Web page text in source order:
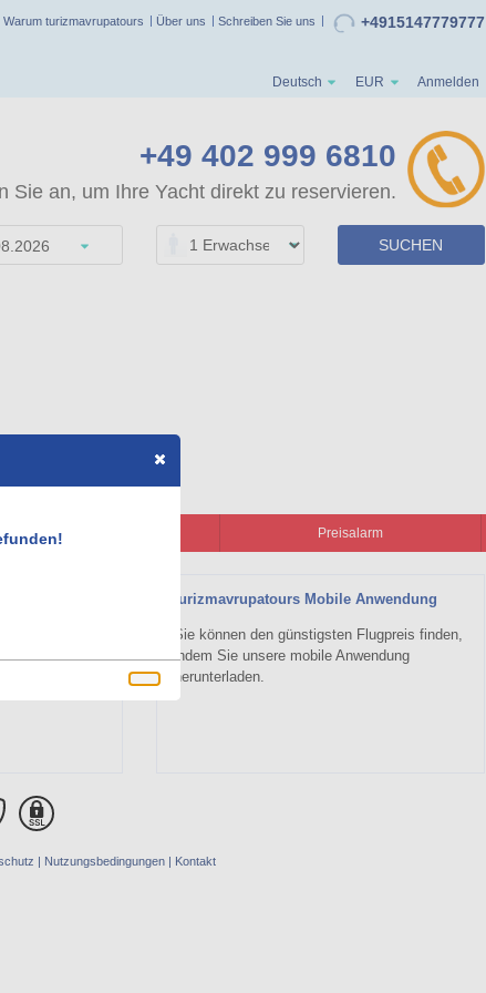
Warum turizmavrupatours Über uns Schreiben Sie uns +4915147779777
Deutsch EUR Anmelden
+49 402 999 6810
Sie an, um Ihre Yacht direkt zu reservieren.
SUCHEN
Lade Freunde Ein Preisalarm
turizmavrupatours Mobile Anwendung
Sie können den günstigsten Flugpreis finden,
indem Sie unsere mobile Anwendung
herunterladen.
Nutzungsbedingungen Kontakt